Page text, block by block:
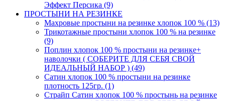
Эффект Персика (9)
ПРОСТЫНИ НА РЕЗИНКЕ
Махровые простыни на резинке хлопок 100 % (13)
Трикотажные простыни хлопок 100 % на резинке
(9)
Поплин хлопок 100 % простыни на резинке+
наволочки ( СОБЕРИТЕ ДЛЯ СЕБЯ СВОЙ
ИДЕАЛЬНЫЙ НАБОР ) (49)
Сатин хлопок 100 % простыни на резинке
плотность 125гр. (1)
Страйп Сатин хлопок 100 % простынь на резинке